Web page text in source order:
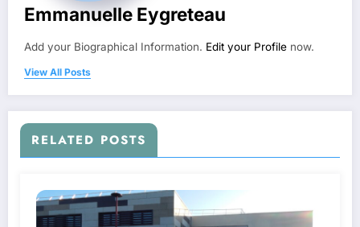
Emmanuelle Eygreteau
Add your Biographical Information. Edit your Profile now.
View All Posts
RELATED POSTS